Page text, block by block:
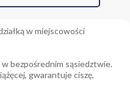
w miejscowości
bezpośrednim sąsiedztwie.
gwarantuje ciszę,